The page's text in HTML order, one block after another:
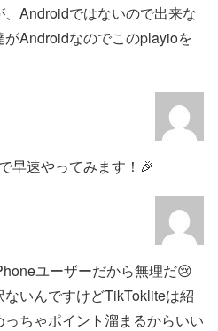
Androidではないので出来な
Androidなのでこのplayioを
早速やってみます！🎉
ユーザーだから無理だ😢
いんですけどTikTokliteは紹
ちゃポイント溜まるからいい